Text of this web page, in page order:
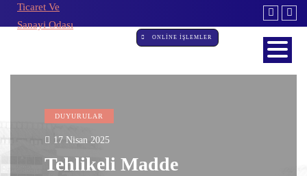
ONLİNE İŞLEMLER
DUYURULAR
17 Nisan 2025
Tehlikeli Madde